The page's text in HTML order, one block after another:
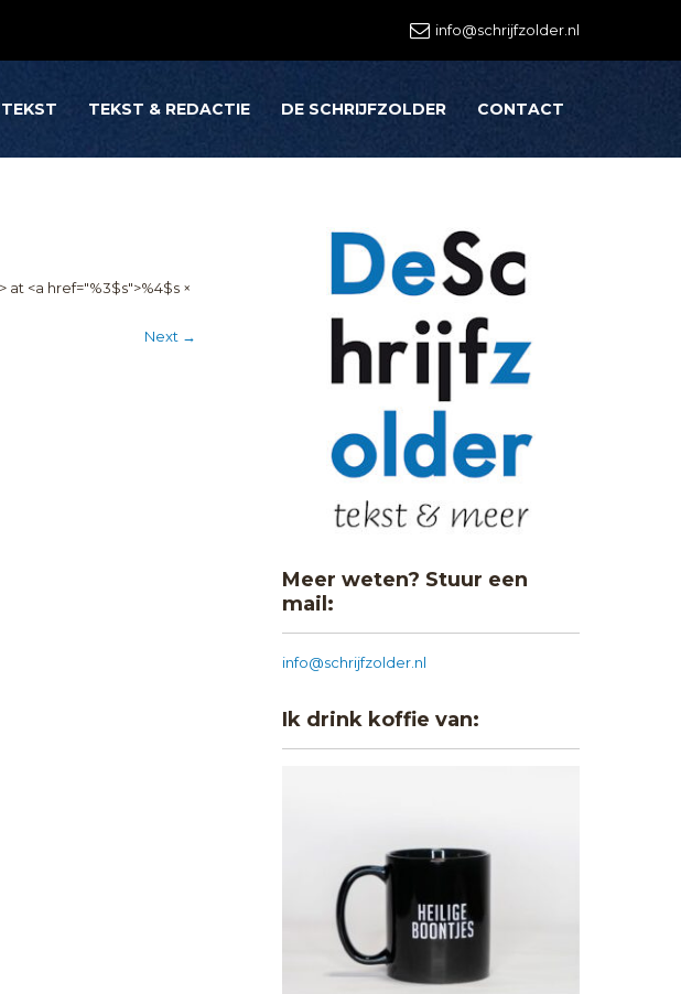
info@schrijfzolder.nl
TEKST & REDACTIE DE SCHRIJFZOLDER CONTACT
<a href="%3$s">%4$s ×
Next →
Meer weten? Stuur een
mail:
info@schrijfzolder.nl
Ik drink koffie van: